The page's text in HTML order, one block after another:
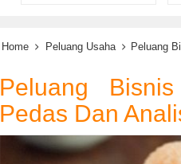
Home Peluang Usaha Peluang
Peluang
Pedas Dan